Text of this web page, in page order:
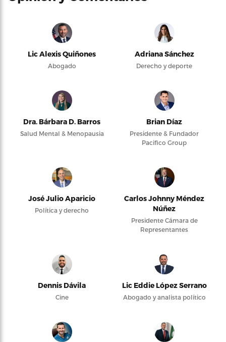
Lic Alexis Quiñones
Abogado
Adriana Sánchez
Derecho y deporte
Dra. Bárbara D. Barros
Salud Mental & Menopausia
Brian Díaz
Presidente & Fundador
Pacifico Group
José Julio Aparicio
Política y derecho
Carlos Johnny Méndez
Núñez
Presidente Cámara de
Representantes
Dennis Dávila
Cine
Lic Eddie López Serrano
Abogado y analista político